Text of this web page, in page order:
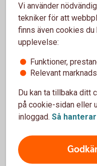
Aktivera kort
Du som har
Logga in och välj
Välj det
Klicka på det
om det behöver
Fyll i
Om du saknar
ett ersättningskort,
Vi använder
tekniker för att
finns även cookies
upplevelse:
Funktioner,
Relevant
Du kan ta tillbaka ditt
på cookie-sidan eller
inloggad. Så